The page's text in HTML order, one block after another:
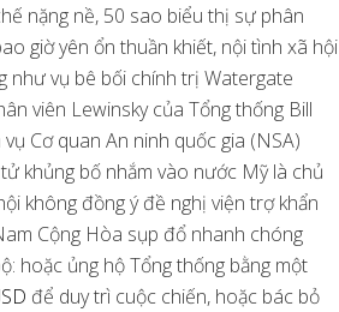
nặng nề, 50 sao biểu thị sự phân
giờ yên ổn thuần khiết, nội tình xã hội
như vụ bê bối chính trị Watergate
viên Lewinsky của Tổng thống Bill
Cơ quan An ninh quốc gia (NSA)
khủng bố nhắm vào nước Mỹ là chủ
không đồng ý đề nghị viện trợ khẩn
Cộng Hòa sụp đổ nhanh chóng
hoặc ủng hộ Tổng thống bằng một
để duy trì cuộc chiến, hoặc bác bỏ